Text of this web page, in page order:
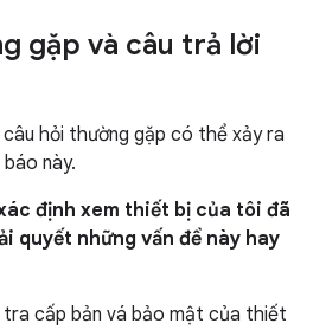
gặp và câu trả lời
hỏi thường gặp có thể xảy ra
này.
định xem thiết bị của tôi đã
quyết những vấn đề này hay
cấp bản vá bảo mật của thiết